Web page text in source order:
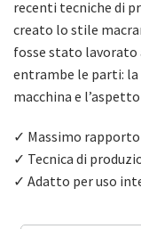
recenti tecniche di
creato lo stile
fosse stato lavorato
entrambe le parti:
macchina e
✓ Massimo
✓ Tecnica di
✓ Adatto per uso